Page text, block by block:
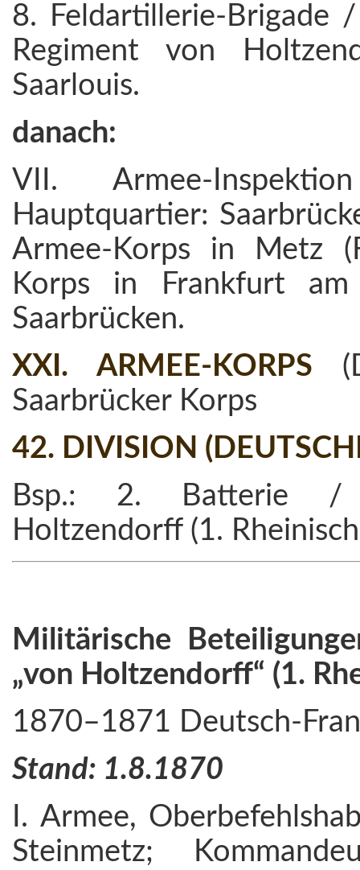
8. Feldartillerie-Brigade
Regiment von
Saarlouis.
danach:
VII. Armee-
Hauptquartier:
Armee-Korps in Metz
Korps in Frankfurt
Saarbrücken.
XXI. ARMEE-KORPS
Saarbrücker Korps
42. DIVISION
Bsp.: 2. Batterie /
Holtzendorff (1.
Militärische
„von Holtzendorff“ (1.
1870–1871 Deutsch-
Stand: 1.8.1870
I. Armee,
Steinmetz;